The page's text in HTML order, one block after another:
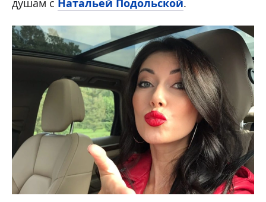
душам с Натальей Подольской.